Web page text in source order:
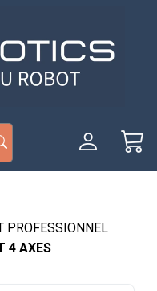
PROFESSIONNEL
4 AXES